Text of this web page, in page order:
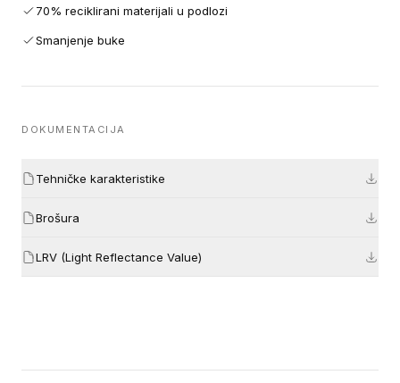
70% reciklirani materijali u podlozi
Smanjenje buke
DOKUMENTACIJA
Tehničke karakteristike
Brošura
LRV (Light Reflectance Value)